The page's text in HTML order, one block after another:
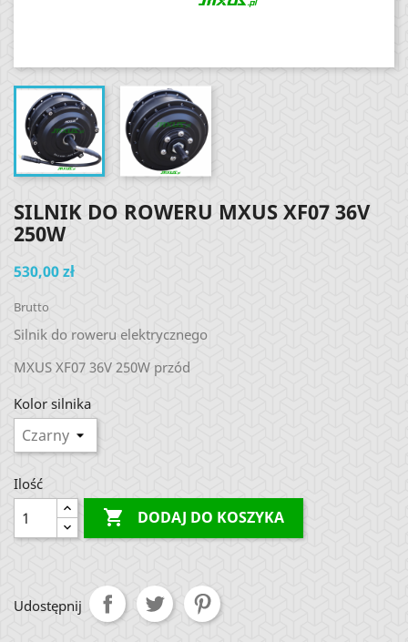
SILNIK DO ROWERU MXUS XF07 36V
250W
530,00 zł
Brutto
Silnik do roweru elektrycznego
MXUS XF07 36V 250W przód
Kolor silnika
Ilość
 DODAJ DO KOSZYKA
Udostępnij